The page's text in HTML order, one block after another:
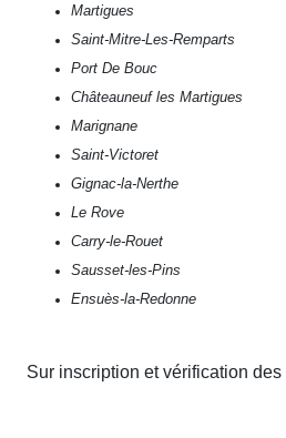
Martigues
Saint-Mitre-Les-Remparts
Port De Bouc
Châteauneuf les Martigues
Marignane
Saint-Victoret
Gignac-la-Nerthe
Le Rove
Carry-le-Rouet
Sausset-les-Pins
Ensuès-la-Redonne
Sur inscription et vérification